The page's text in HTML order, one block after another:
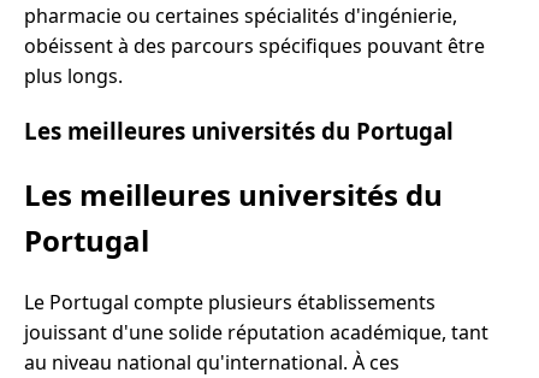
pharmacie ou certaines spécialités d'ingénierie,
obéissent à des parcours spécifiques pouvant être
plus longs.
Les meilleures universités du Portugal
Les meilleures universités du
Portugal
Le Portugal compte plusieurs établissements
jouissant d'une solide réputation académique, tant
au niveau national qu'international. À ces